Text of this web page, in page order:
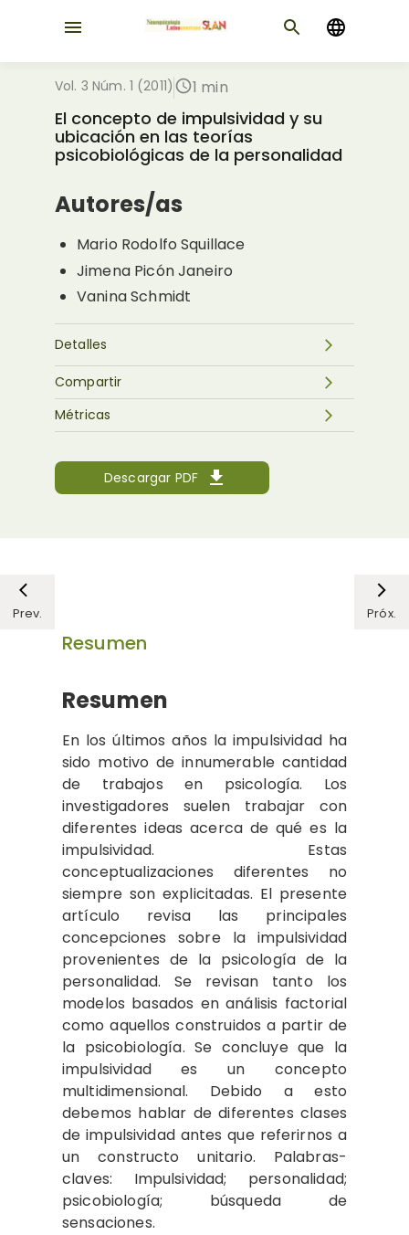
Vol. 3 Núm. 1 (2011) 1 min
El concepto de impulsividad y su
ubicación en las teorías
psicobiológicas de la personalidad
Autores/as
Mario Rodolfo Squillace
Jimena Picón Janeiro
Vanina Schmidt
Detalles
Descargar PDF
Métricas
Compartir
Prev. Próx.
Resumen
Resumen
En los últimos años la impulsividad ha
sido motivo de innumerable cantidad
de trabajos en psicología. Los
investigadores suelen trabajar con
diferentes ideas acerca de qué es la
impulsividad. Estas
conceptualizaciones diferentes no
siempre son explicitadas. El presente
artículo revisa las principales
concepciones sobre la impulsividad
provenientes de la psicología de la
personalidad. Se revisan tanto los
modelos basados en análisis factorial
como aquellos construidos a partir de
la psicobiología. Se concluye que la
impulsividad es un concepto
multidimensional. Debido a esto
debemos hablar de diferentes clases
de impulsividad antes que referirnos a
un constructo unitario. Palabras-
claves: Impulsividad; personalidad;
psicobiología; búsqueda de
sensaciones.